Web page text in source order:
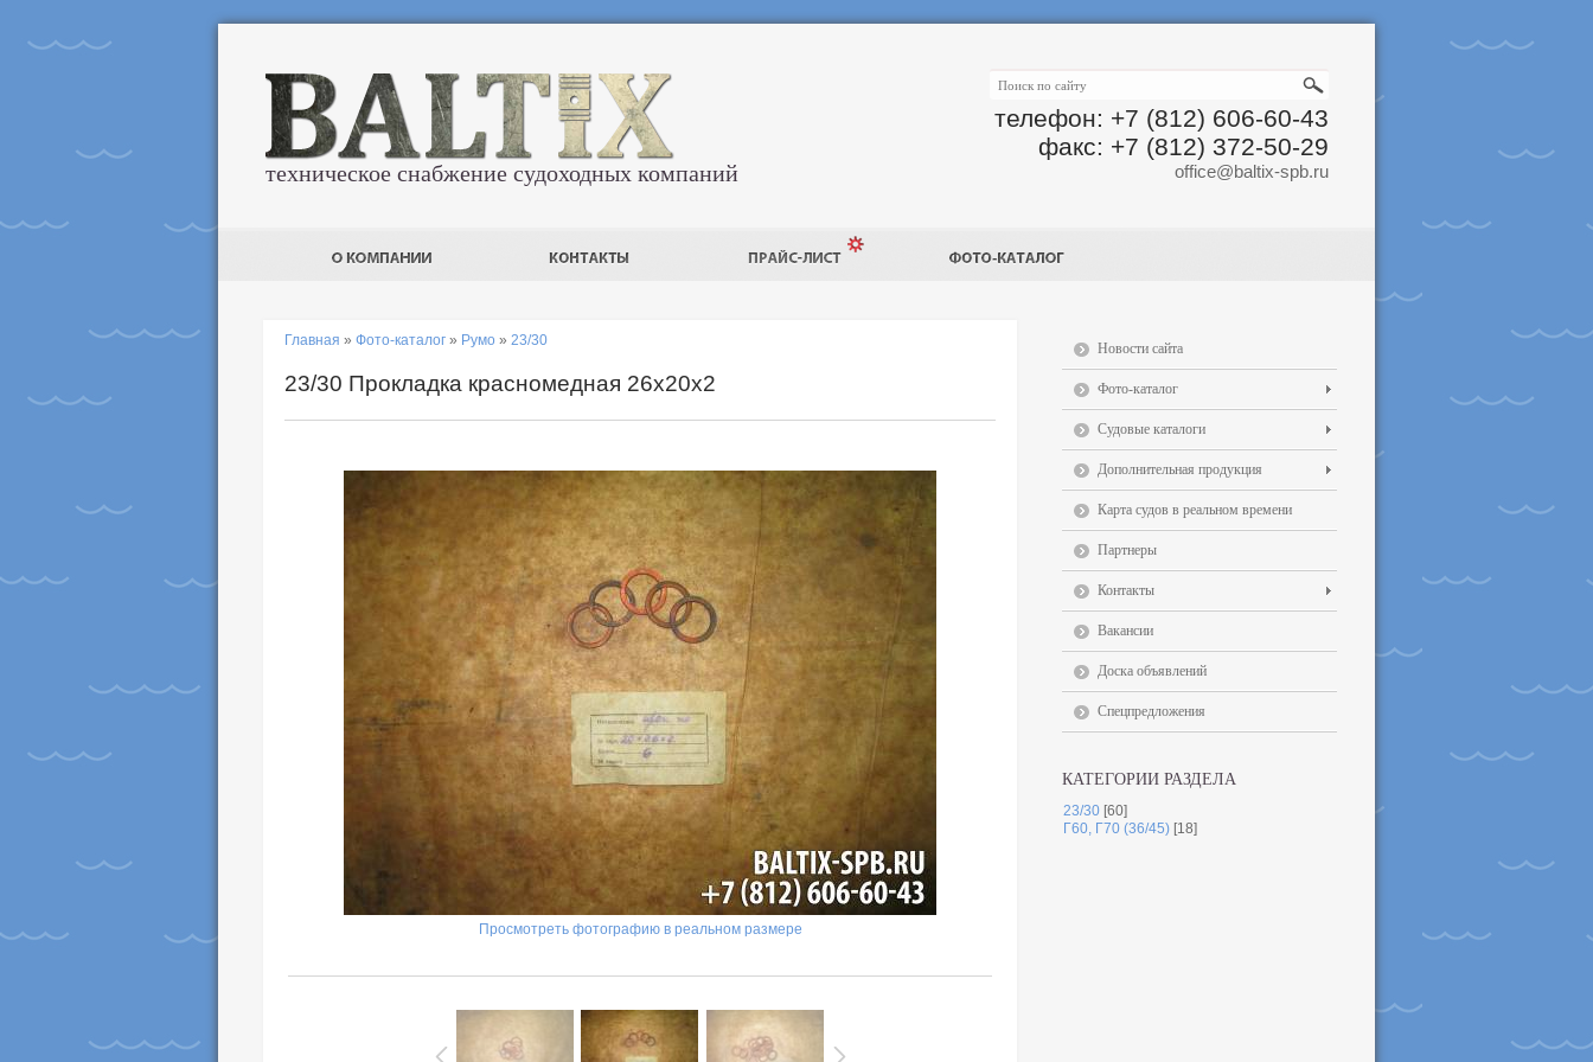
телефон: +7 (812) 606-60-43
факс: +7 (812) 372-50-29
office@baltix-spb.ru
техническое снабжение судоходных компаний
Главная » Фото-каталог » Румо » 23/30
23/30 Прокладка красномедная 26х20х2
Просмотреть фотографию в реальном размере
Новости сайта
Фото-каталог
Судовые каталоги
Дополнительная продукция
Карта судов в реальном времени
Партнеры
Контакты
Вакансии
Доска объявлений
Спецпредложения
КАТЕГОРИИ РАЗДЕЛА
23/30 [60]
Г60, Г70 (36/45) [18]